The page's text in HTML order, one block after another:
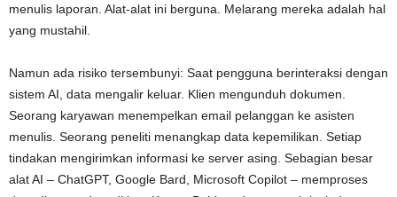
menulis laporan. Alat-alat ini berguna. Melarang mereka adalah hal
yang mustahil.
Namun ada risiko tersembunyi: Saat pengguna berinteraksi dengan
sistem AI, data mengalir keluar. Klien mengunduh dokumen.
Seorang karyawan menempelkan email pelanggan ke asisten
menulis. Seorang peneliti menangkap data kepemilikan. Setiap
tindakan mengirimkan informasi ke server asing. Sebagian besar
alat AI – ChatGPT, Google Bard, Microsoft Copilot – memproses